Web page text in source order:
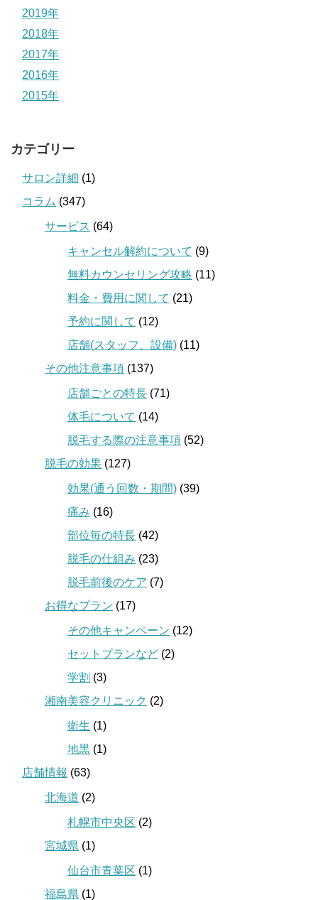
2019年
2018年
2017年
2016年
2015年
カテゴリー
サロン詳細 (1)
コラム (347)
サービス (64)
キャンセル解約について (9)
無料カウンセリング攻略 (11)
料金・費用に関して (21)
予約に関して (12)
店舗(スタッフ、設備) (11)
その他注意事項 (137)
店舗ごとの特長 (71)
体毛について (14)
脱毛する際の注意事項 (52)
脱毛の効果 (127)
効果(通う回数・期間) (39)
痛み (16)
部位毎の特長 (42)
脱毛の仕組み (23)
脱毛前後のケア (7)
お得なプラン (17)
その他キャンペーン (12)
セットプランなど (2)
学割 (3)
湘南美容クリニック (2)
衛生 (1)
地黒 (1)
店舗情報 (63)
北海道 (2)
札幌市中央区 (2)
宮城県 (1)
仙台市青葉区 (1)
福島県 (1)